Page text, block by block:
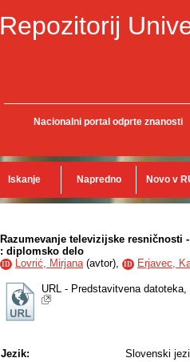
Repozitorij
Nacionalni portal odprte znanosti
Iskanje Napredno Novo v
Razumevanje televizijske
: diplomsko delo
ID Lovrić, Mirjana(avtor), ID Erjavec,
URL - Predstavitvena
Jezik:
Slovenski